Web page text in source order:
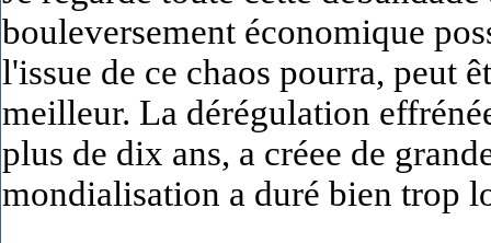
bouleversement économique
l'issue de ce chaos pourra, peut
meilleur. La dérégulation
plus de dix ans, a créee de
mondialisation a duré bien trop